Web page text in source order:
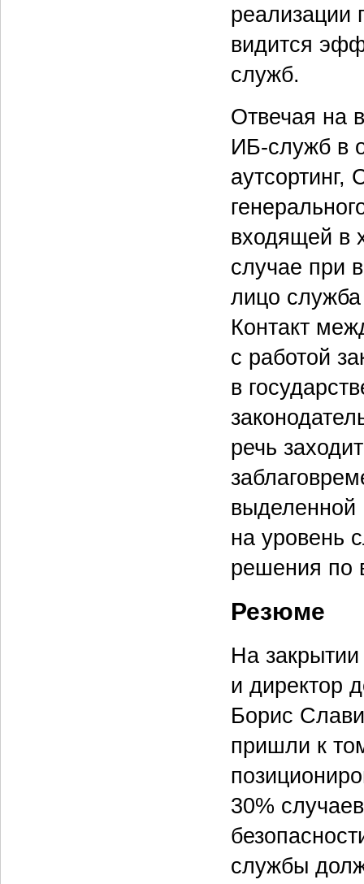
реализации
видится
служб.
Отвечая на
ИБ‑служб в
аутсортинг,
входящей в
случае при
лицо служба
Контакт
с работой
в
речь
на уровень
решения по
Резюме
На
и директор
Борис
пришли к
30%
службы